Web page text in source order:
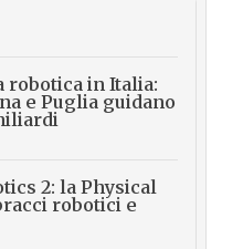
robotica in Italia:
e Puglia guidano
2: la Physical
robotici e